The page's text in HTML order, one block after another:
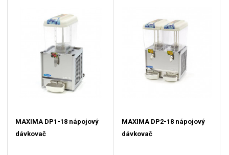
MAXIMA DP1-18 nápojový
dávkovač
MAXIMA DP2-18 nápojový
dávkovač